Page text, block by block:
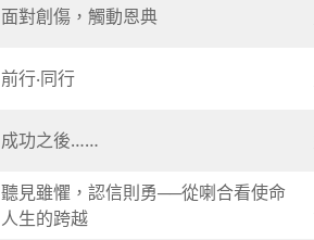
面對創傷，觸動恩典
前行‧同行
成功之後……
聽見雖懼，認信則勇──從喇合看使命
人生的跨越